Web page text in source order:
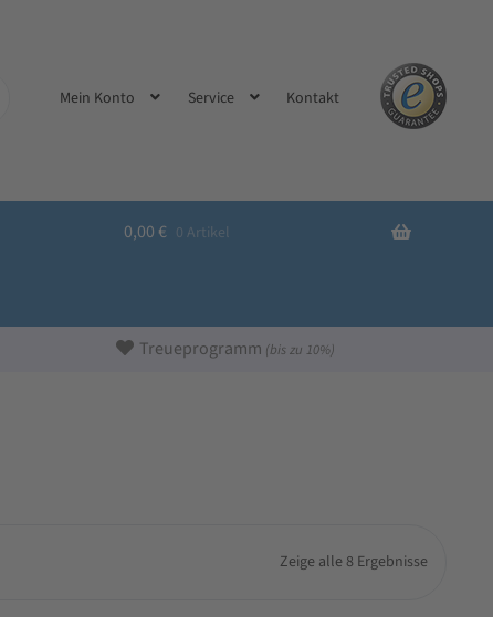
Mein Konto Service Kontakt
0,00 € 0 Artikel
Treueprogramm (bis zu 10%)
Zeige alle 8 Ergebnisse